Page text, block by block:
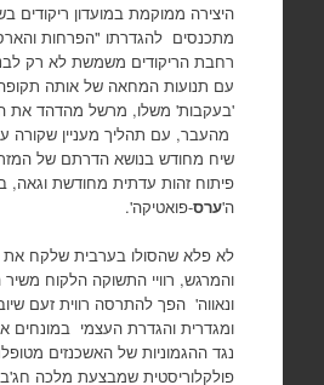
היצירה ממוקמת במועדון ריקודים
מתכנסים להגדרתו "הפרחות
רחבת הריקודים משמשת לא רק
עם תנועות המחאה של אותה
'בעקבות' משלו, מרשל מהדהד את
מהעבר, עם תהליך מעניין שקורה
שיח מחודש בנושא הדרתם של
פיתוח זהות עדתית מחודשת וגאה,
ה'ערס-פואטיקה'.
לא פלא שהסולו בערבית שלקח את
והמרגש, רוויי התשוקה הלקוח
ונאווה' הפך להתרסה רווית זעם
ומגדרית והגדרת העצמי במונחים
נגד ההגמוניות של האשכנזים
פולקלוריסטית שמבצעת מלכה